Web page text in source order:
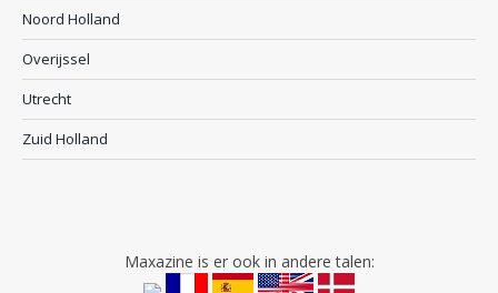
Noord Holland
Overijssel
Utrecht
Zuid Holland
Maxazine is er ook in andere talen: